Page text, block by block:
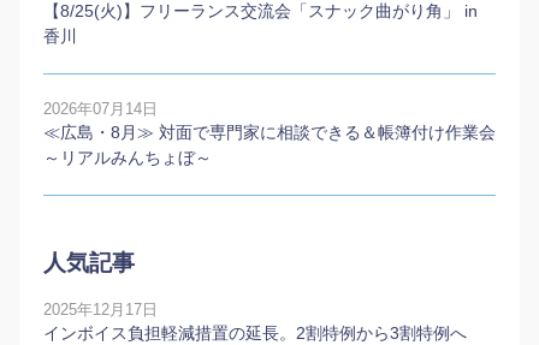
【8/25(火)】フリーランス交流会「スナック曲がり角」 in
香川
2026年07月14日
≪広島・8月≫ 対面で専門家に相談できる＆帳簿付け作業会
～リアルみんちょぼ～
人気記事
2025年12月17日
インボイス負担軽減措置の延長。2割特例から3割特例へ